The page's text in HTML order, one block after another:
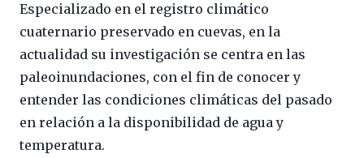
Especializado en el registro climático
cuaternario preservado en cuevas, en la
actualidad su investigación se centra en las
paleoinundaciones, con el fin de conocer y
entender las condiciones climáticas del pasado
en relación a la disponibilidad de agua y
temperatura.